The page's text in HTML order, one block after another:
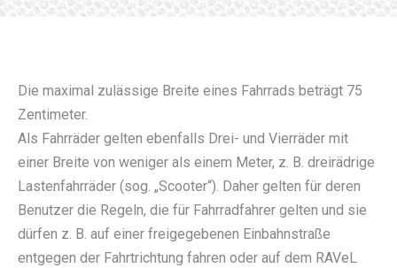
Sie befinden sich hier:
Die maximal zulässige Breite eines Fahrrads beträgt 75
Zentimeter.
Als Fahrräder gelten ebenfalls Drei- und Vierräder mit
einer Breite von weniger als einem Meter, z. B. dreirädrige
Lastenfahrräder (sog. „Scooter“). Daher gelten für deren
Benutzer die Regeln, die für Fahrradfahrer gelten und sie
dürfen z. B. auf einer freigegebenen Einbahnstraße
entgegen der Fahrtrichtung fahren oder auf dem RAVeL